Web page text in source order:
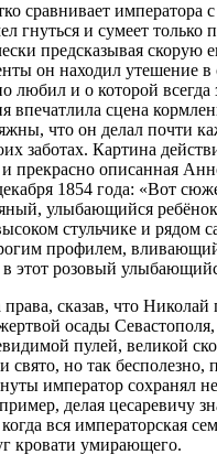
сравнивает императора
гнуться и сумеет только
предсказывая скорую
он находил утешение в
любил и о которой всегда
впечатлила сцена
что он делал почти
заботах. Картина
и прекрасно описанная
1854 года: «Вот
улыбающийся
стульчике и рядом
профилем,
этот розовый
сказав, что Николай
осады
пулей, великой
свято, но так бесполезно,
император сохранял
делая цесаревичу
вся императорская
кровати умирающего.